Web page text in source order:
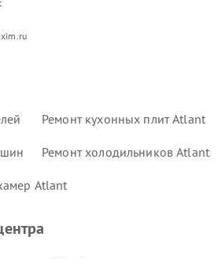
Ремонт кухонных плит Atlant
Ремонт холодильников Atlant
Atlant